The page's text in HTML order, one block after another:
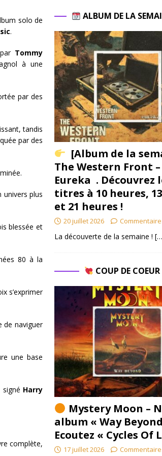
solo de
.
Tommy
à une
par des
tandis
par des
univers plus
blessée et
80 à la
s’exprimer
de naviguer
une base
Harry
complète,
ALBUM DE LA
[Album de la
The Western Front –
Eureka . Découvrez
titres à 10 heures,
et 21 heures !
20 juillet 2026
La découverte de la semaine !
COUP DE COEUR
Mystery Moon –
album « Way
Ecoutez « Cycles Of
17 juillet 2026